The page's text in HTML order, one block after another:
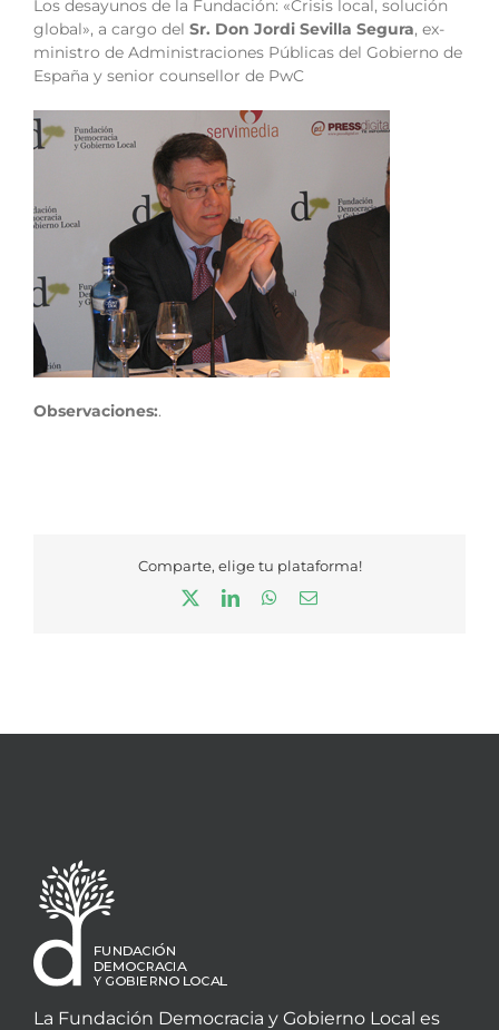
Los desayunos de la Fundación: «Crisis local, solución
global», a cargo del Sr. Don Jordi Sevilla Segura, ex-
ministro de Administraciones Públicas del Gobierno de
España y senior counsellor de PwC
Observaciones:.
Comparte, elige tu plataforma!
LinkedInWhatsApp
Correo
La Fundación Democracia y Gobierno Local es